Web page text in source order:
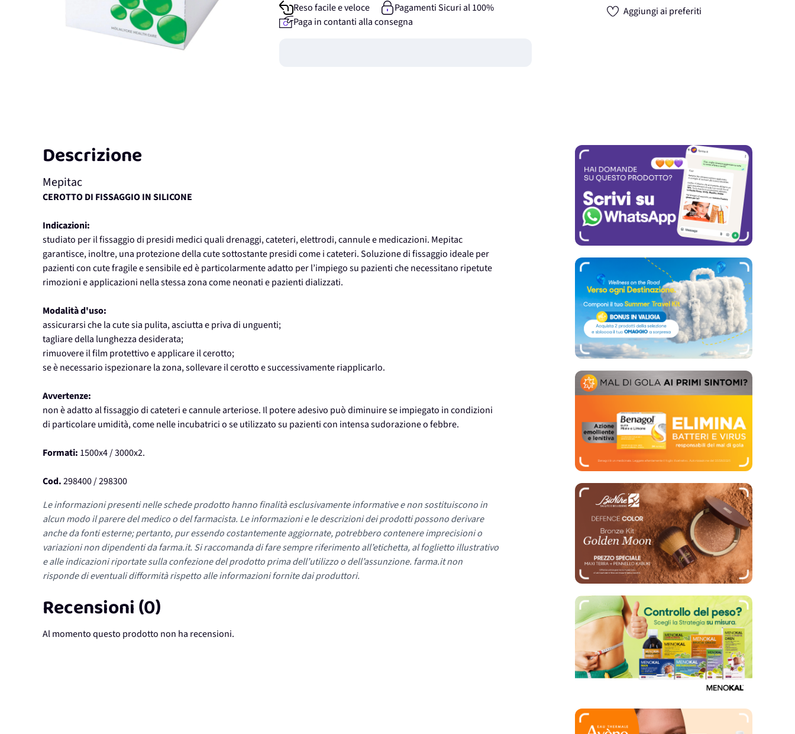
Aggiungi ai preferiti
Reso facile e veloce
Pagamenti Sicuri al 100%
Paga in contanti alla consegna
Descrizione
Mepitac
CEROTTO DI FISSAGGIO IN SILICONE
Indicazioni:
studiato per il fissaggio di presidi medici quali drenaggi, cateteri, elettrodi, cannule e medicazioni. Mepitac
garantisce, inoltre, una protezione della cute sottostante presidi come i cateteri. Soluzione di fissaggio ideale per
pazienti con cute fragile e sensibile ed è particolarmente adatto per l’impiego su pazienti che necessitano ripetute
rimozioni e applicazioni nella stessa zona come neonati e pazienti dializzati.
Modalità d'uso:
assicurarsi che la cute sia pulita, asciutta e priva di unguenti;
tagliare della lunghezza desiderata;
rimuovere il film protettivo e applicare il cerotto;
se è necessario ispezionare la zona, sollevare il cerotto e successivamente riapplicarlo.
Avvertenze:
non è adatto al fissaggio di cateteri e cannule arteriose. Il potere adesivo può diminuire se impiegato in condizioni
di particolare umidità, come nelle incubatrici o se utilizzato su pazienti con intensa sudorazione o febbre.
Formati: 1500x4 / 3000x2.
Cod.298400 / 298300
Le informazioni presenti nelle schede prodotto hanno finalità esclusivamente informative e non sostituiscono in
alcun modo il parere del medico o del farmacista. Le informazioni e le descrizioni dei prodotti possono derivare
anche da fonti esterne; pertanto, pur essendo costantemente aggiornate, potrebbero contenere imprecisioni o
variazioni non dipendenti da farma.it. Si raccomanda di fare sempre riferimento all’etichetta, al foglietto illustrativo
e alle indicazioni riportate sulla confezione del prodotto prima dell’utilizzo o dell’assunzione. farma.it non
risponde di eventuali difformità rispetto alle informazioni fornite dai produttori.
Recensioni (0)
Al momento questo prodotto non ha recensioni.